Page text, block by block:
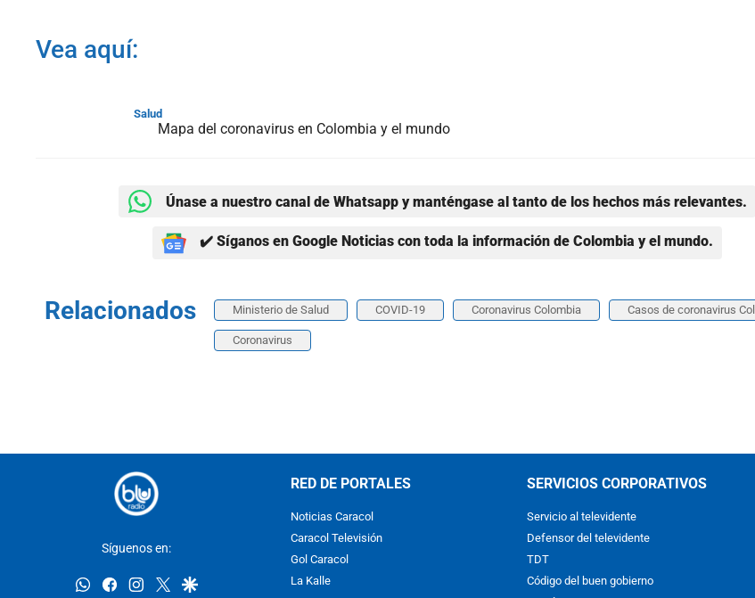
Vea aquí:
Salud
Mapa del coronavirus en Colombia y el mundo
Únase a nuestro canal de Whatsapp y manténgase al tanto de los hechos más relevantes.
✔️ Síganos en Google Noticias con toda la información de Colombia y el mundo.
Relacionados Ministerio de Salud COVID-19 Coronavirus Colombia Casos de coronavirus
Coronavirus
Síguenos en:
whatsappfacebookinstagram
twittergoogle
RED DE PORTALES
Noticias Caracol
Caracol Televisión
Gol Caracol
La Kalle
SERVICIOS CORPORATIVOS
Servicio al televidente
Defensor del televidente
TDT
Código del buen gobierno